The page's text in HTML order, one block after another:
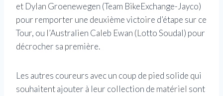
et Dylan Groenewegen (Team BikeExchange-Jayco)
pour remporter une deuxième victoire d’étape sur ce
Tour, ou l’Australien Caleb Ewan (Lotto Soudal) pour
décrocher sa première.
Les autres coureurs avec un coup de pied solide qui
souhaitent ajouter à leur collection de matériel sont